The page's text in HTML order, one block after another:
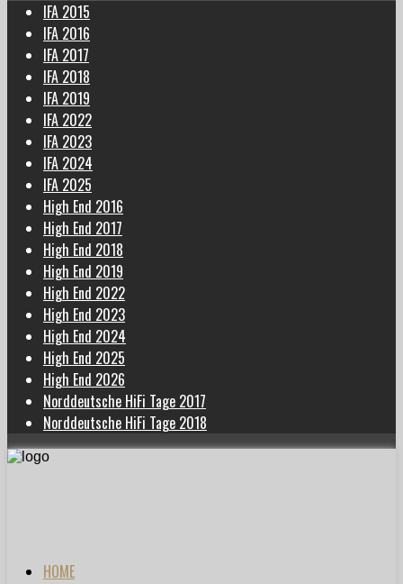
IFA 2015
IFA 2016
IFA 2017
IFA 2018
IFA 2019
IFA 2022
IFA 2023
IFA 2024
IFA 2025
High End 2016
High End 2017
High End 2018
High End 2019
High End 2022
High End 2023
High End 2024
High End 2025
High End 2026
Norddeutsche HiFi Tage 2017
Norddeutsche HiFi Tage 2018
HOME